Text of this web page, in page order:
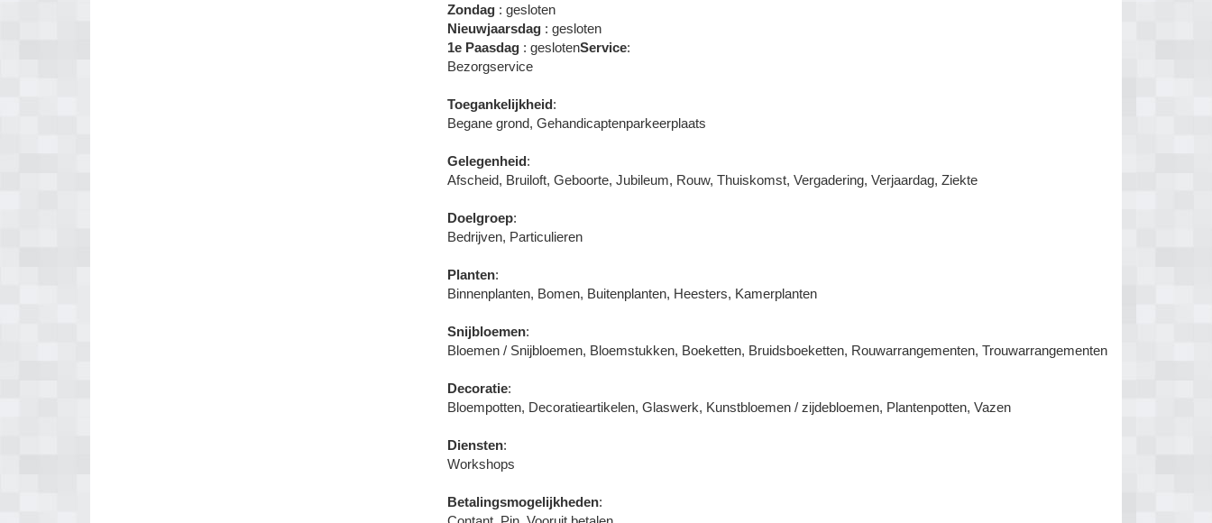
Zondag : gesloten
Nieuwjaarsdag : gesloten
1e Paasdag : geslotenService:
Bezorgservice
Toegankelijkheid:
Begane grond, Gehandicaptenparkeerplaats
Gelegenheid:
Afscheid, Bruiloft, Geboorte, Jubileum, Rouw, Thuiskomst, Vergadering, Verjaardag, Ziekte
Doelgroep:
Bedrijven, Particulieren
Planten:
Binnenplanten, Bomen, Buitenplanten, Heesters, Kamerplanten
Snijbloemen:
Bloemen / Snijbloemen, Bloemstukken, Boeketten, Bruidsboeketten, Rouwarrangementen, Trouwarrangementen
Decoratie:
Bloempotten, Decoratieartikelen, Glaswerk, Kunstbloemen / zijdebloemen, Plantenpotten, Vazen
Diensten:
Workshops
Betalingsmogelijkheden: